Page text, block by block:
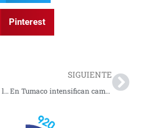
Pinterest
Fortalecen el uso del tiempo libre en Orito
SIGUIENTE
En Tumaco intensifican campañas contra el uso de la pólvora